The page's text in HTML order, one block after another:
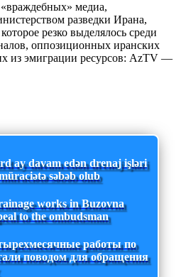
медиа,
разведки Ирана,
резко выделялось среди
оппозиционных иранских
из эмиграции ресурсов: AzTV —
ay davam edən drenaj işləri
səbəb olub
works in Buzovna
to the ombudsman
работы по
поводом для обращения